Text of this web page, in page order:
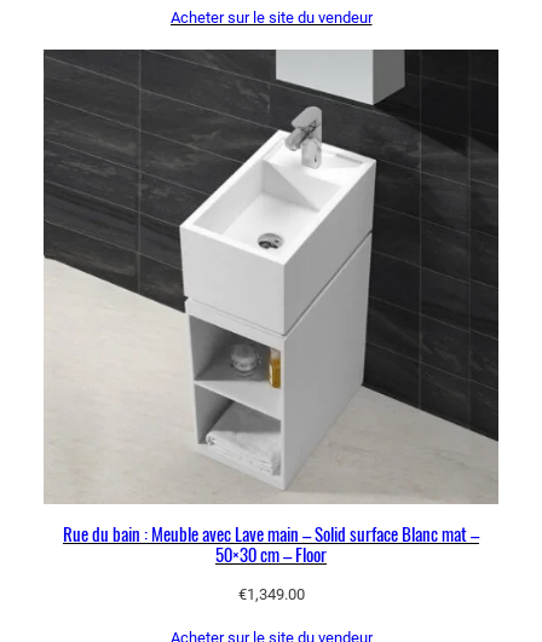
Acheter sur le site du vendeur
Rue du bain : Meuble avec Lave main – Solid surface Blanc mat –
50×30 cm – Floor
€1,349.00
Acheter sur le site du vendeur